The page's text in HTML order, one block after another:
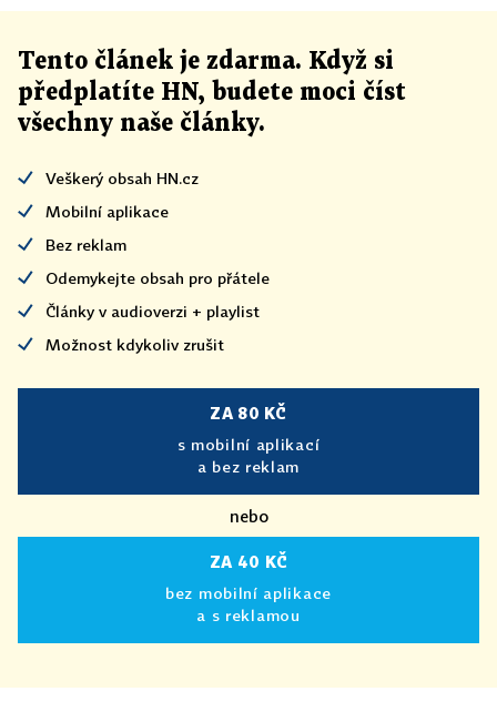
Tento článek je zdarma. Když si
předplatíte HN, budete moci číst
všechny naše články.
Veškerý obsah HN.cz
Mobilní aplikace
Bez reklam
Odemykejte obsah pro přátele
Články v audioverzi + playlist
Možnost kdykoliv zrušit
ZA 80 KČ
s mobilní aplikací
a bez reklam
nebo
ZA 40 KČ
bez mobilní aplikace
a s reklamou